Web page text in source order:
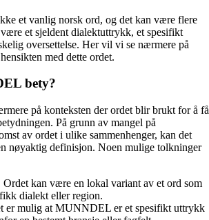
et vanlig norsk ord, og det kan være flere
et sjeldent dialektuttrykk, et spesifikt
oversettelse. Her vil vi se nærmere på
med dette ordet.
bety?
på konteksten der ordet blir brukt for å få
På grunn av mangel på
av ordet i ulike sammenhenger, kan det
nøyaktig definisjon. Noen mulige tolkninger
Ordet kan være en lokal variant av et ord som
dialekt eller region.
er mulig at MUNNDEL er et spesifikt uttrykk